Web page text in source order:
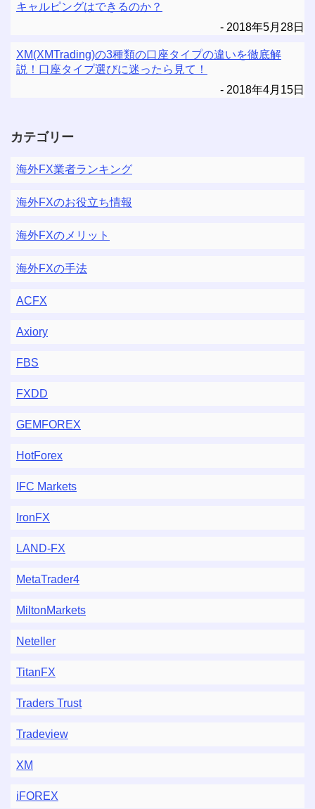
キャルピングはできるのか？
2018年5月28日
XM(XMTrading)の3種類の口座タイプの違いを徹底解
説！口座タイプ選びに迷ったら見て！
2018年4月15日
カテゴリー
海外FX業者ランキング
海外FXのお役立ち情報
海外FXのメリット
海外FXの手法
ACFX
Axiory
FBS
FXDD
GEMFOREX
HotForex
IFC Markets
IronFX
LAND-FX
MetaTrader4
MiltonMarkets
Neteller
TitanFX
Traders Trust
Tradeview
XM
iFOREX